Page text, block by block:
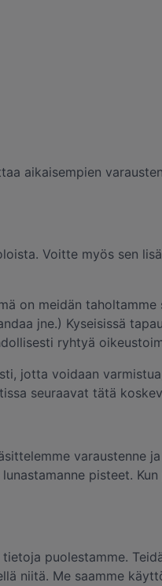
aikaisempien
Voitte myös sen
on meidän
jne.) Kyseisissä
ryhtyä
jotta voidaan
seuraavat tätä
varaustenne
pisteet.
puolestamme.
niitä. Me saamme